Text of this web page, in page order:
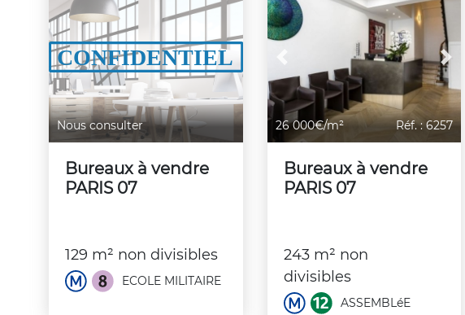
Nous consulter
Bureaux à vendre
PARIS 07
129 m² non divisibles
ECOLE MILITAIRE
Previous Next
26 000€/m² Réf. : 6257
Bureaux à vendre
PARIS 07
243 m² non
divisibles
ASSEMBLéE